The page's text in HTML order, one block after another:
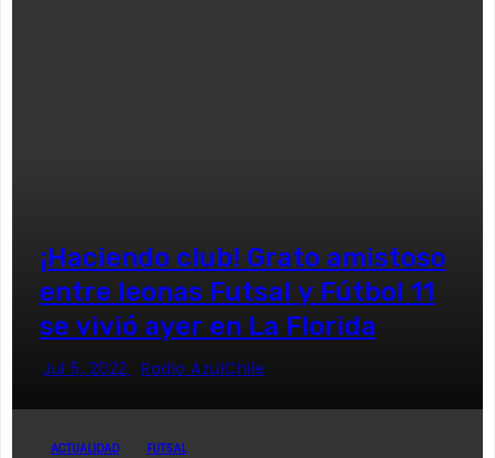
¡Haciendo club! Grato amistoso
entre leonas Futsal y Fútbol 11
se vivió ayer en La Florida
Jul 5, 2022 Radio AzulChile
ACTUALIDAD FUTSAL